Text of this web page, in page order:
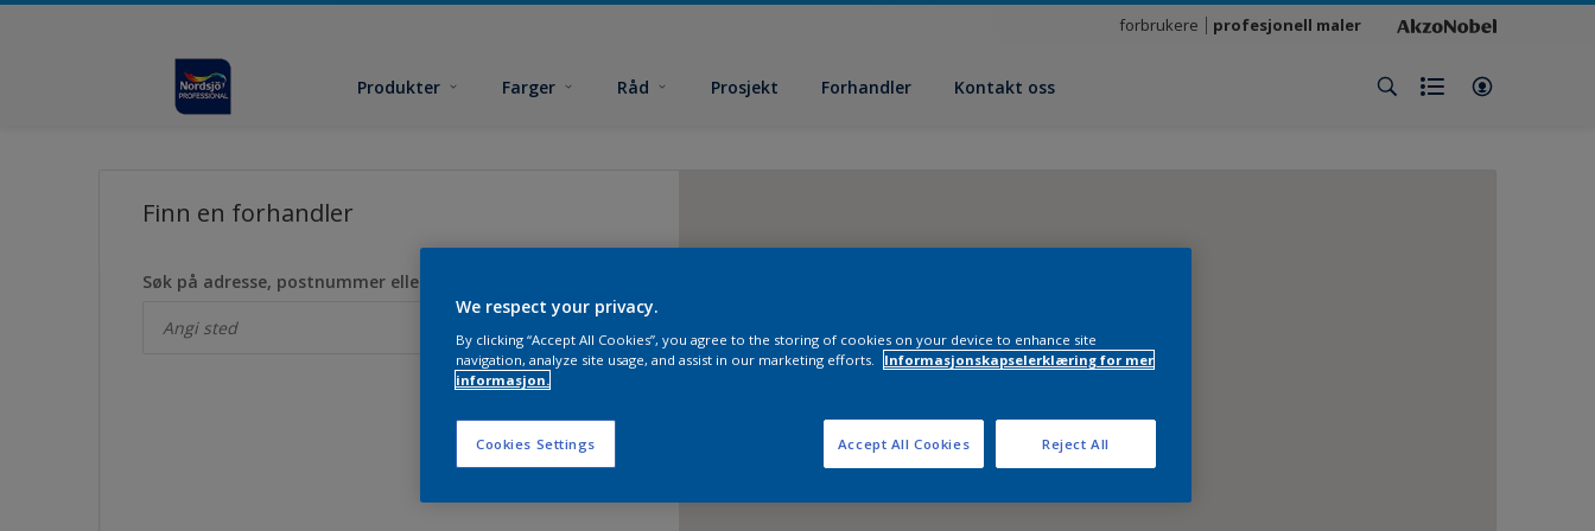
forbrukere profesjonell maler
Produkter Farger Råd Prosjekt Forhandler Kontakt oss
Finn en forhandler
Søk på adresse, postnummer eller by
We respect your privacy.
By clicking “Accept All Cookies”, you agree to the storing of cookies on your device to enhance site
navigation, analyze site usage, and assist in our marketing efforts.
Informasjonskapselerklæring for mer
informasjon.
Cookies Settings Reject All
Accept All Cookies